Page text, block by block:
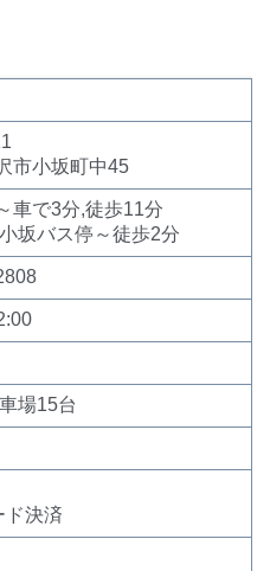
市小坂町中45
車で3分,徒歩11分
坂バス停～徒歩2分
場15台
ド決済